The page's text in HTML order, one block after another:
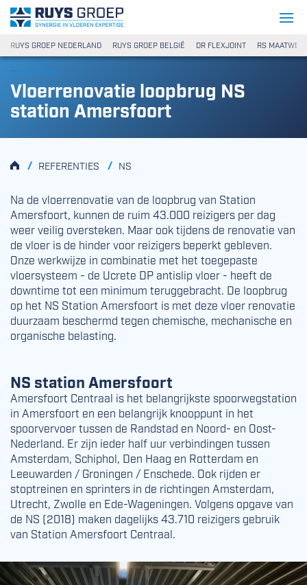
Ga naar content
Ruys Groep
RUYS GROEP NEDERLAND RUYS GROEP BELGIË DR FLEXJOINT RS
Vloerrenovatie loopbrug NS
station Amersfoort
HOMEREFERENTIES
/ NS
/
Na de vloerrenovatie van de loopbrug van Station
Amersfoort, kunnen de ruim 43.000 reizigers per dag
weer veilig oversteken. Maar ook tijdens de renovatie van
de vloer is de hinder voor reizigers beperkt gebleven.
Onze werkwijze in combinatie met het toegepaste
vloersysteem - de Ucrete DP antislip vloer - heeft de
downtime tot een minimum teruggebracht. De loopbrug
op het NS Station Amersfoort is met deze vloer renovatie
duurzaam beschermd tegen chemische, mechanische en
organische belasting.
NS station Amersfoort
Amersfoort Centraal is het belangrijkste spoorwegstation
in Amersfoort en een belangrijk knooppunt in het
spoorvervoer tussen de Randstad en Noord- en Oost-
Nederland. Er zijn ieder half uur verbindingen tussen
Amsterdam, Schiphol, Den Haag en Rotterdam en
Leeuwarden / Groningen / Enschede. Ook rijden er
stoptreinen en sprinters in de richtingen Amsterdam,
Utrecht, Zwolle en Ede-Wageningen. Volgens opgave van
de NS (2018) maken dagelijks 43.710 reizigers gebruik
van Station Amersfoort Centraal.